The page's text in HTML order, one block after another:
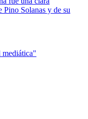
Pino Solanas y de su
mediática"